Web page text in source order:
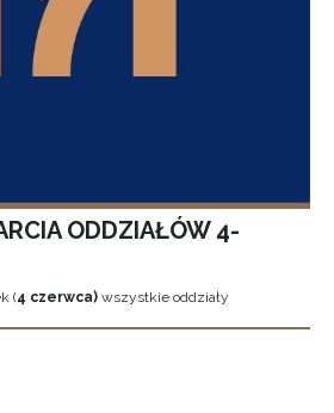
ODDZIAŁÓW 4-
(4 czerwca) wszystkie oddziały